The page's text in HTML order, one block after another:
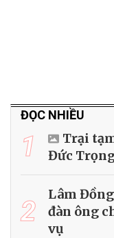
ĐỌC NHIỀU
1
Trại
Đức
2
Lâm
đàn ông
vụ